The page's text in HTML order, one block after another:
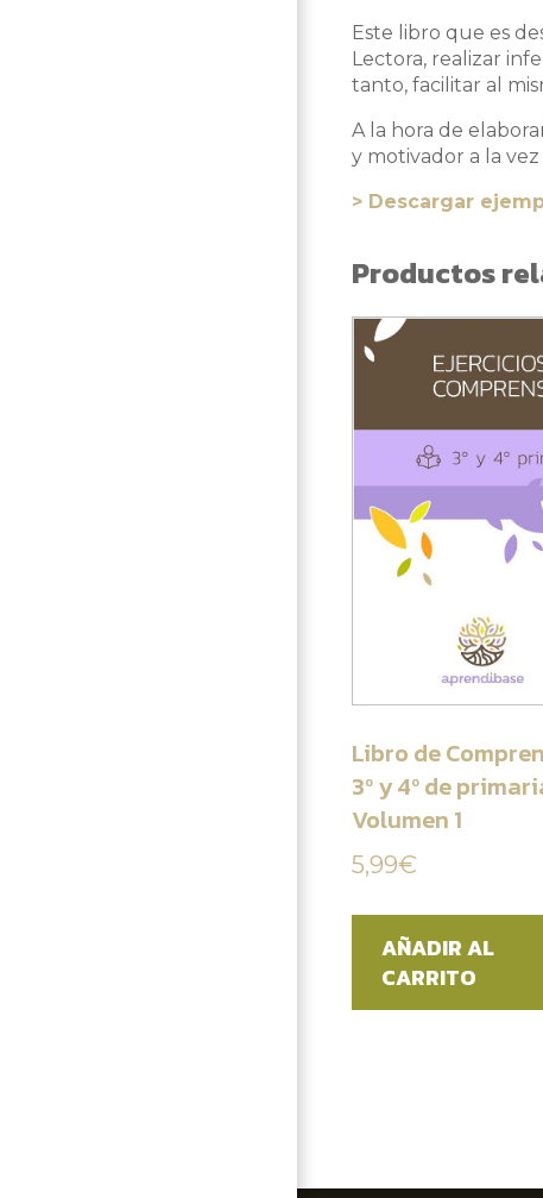
Este libro que es
Lectora, realizar
tanto, facilitar al
A la hora de
y motivador a la
> Descargar
Productos
Libro de
3º y 4º de
Volumen 1
5,99€
AÑADIR AL
CARRITO